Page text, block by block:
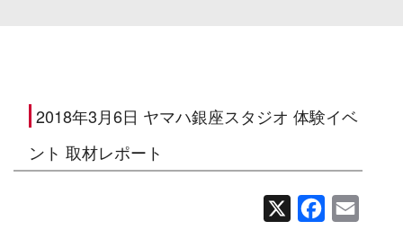
2018年3月6日 ヤマハ銀座スタジオ 体験イベ
ント 取材レポート
Facebook